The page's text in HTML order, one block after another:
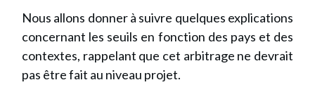
Nous allons donner à suivre quelques explications
concernant les seuils en fonction des pays et des
contextes, rappelant que cet arbitrage ne devrait
pas être fait au niveau projet.